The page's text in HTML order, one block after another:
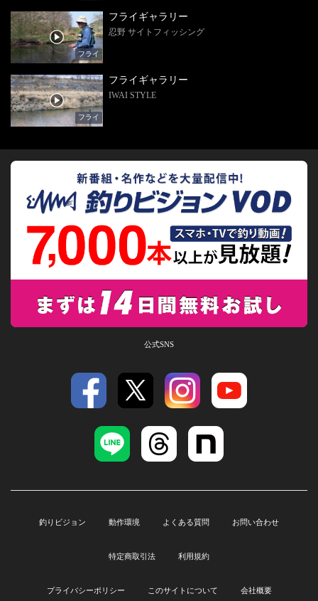
フライ
フライギャラリー
忍野 サイトフィッシング
フライ
フライギャラリー
IWAI STYLE
公式SNS
釣りビジョン 動作環境 よくある質問 お問い合わせ
特定商取引法 利用規約
プライバシーポリシー このサイトについて 会社概要